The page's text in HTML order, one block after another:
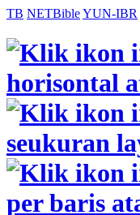
TB NETBibleYUN-IBR